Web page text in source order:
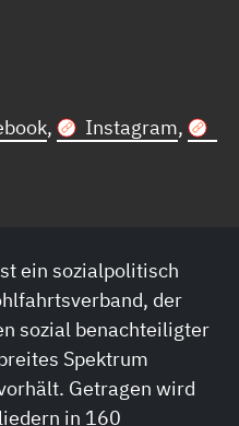
, Instagram,
ein sozialpolitisch
der
sozial benachteiligter
Spektrum
Getragen wird
in 160